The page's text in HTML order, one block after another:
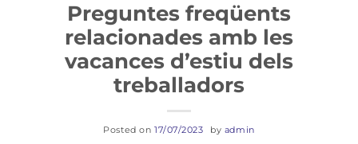
Preguntes freqüents
relacionades amb les
vacances d’estiu dels
treballadors
Posted on 17/07/2023 by admin